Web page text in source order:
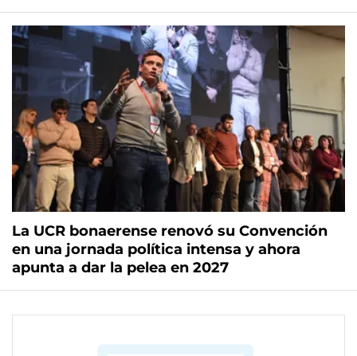
La UCR bonaerense renovó su Convención
en una jornada política intensa y ahora
apunta a dar la pelea en 2027